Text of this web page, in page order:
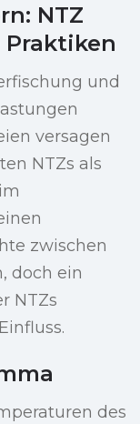
NTZ
und
versagen
NTZs als
zwischen
doch ein
NTZs
des